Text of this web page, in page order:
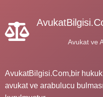
Avukat ve
AvukatBilgisi.Com,bir
avukat ve arabulucu